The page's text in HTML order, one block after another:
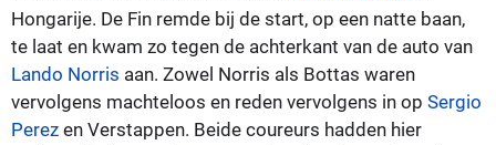
Hongarije. De Fin remde bij de start, op een natte baan,
te laat en kwam zo tegen de achterkant van de auto van
Lando Norris aan. Zowel Norris als Bottas waren
vervolgens machteloos en reden vervolgens in op Sergio
Perez en Verstappen. Beide coureurs hadden hier